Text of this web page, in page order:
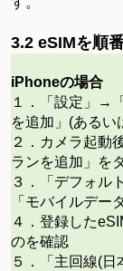
3.2 eSIMを順
iPhoneの場合
１．「設定」
→
を追加」(あるい
２．カメラ起動
ランを追加」を
３．「デフォル
「モバイルデー
４．登録した
のを確認
５．「主回線(日